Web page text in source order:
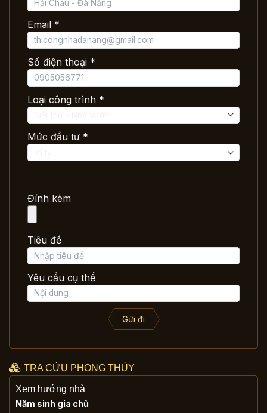
Email *
Số điện thoại *
Loại công trình *
Mức đầu tư *
Đính kèm
Tiêu đề
Yêu cầu cụ thể
Gửi đi
TRA CỨU PHONG THỦY
Xem hướng nhà
Năm sinh gia chủ